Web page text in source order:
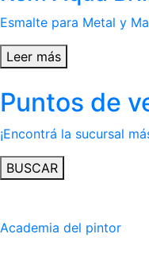
Esmalte para Metal y
Leer más
Puntos de
¡Encontrá la sucursal
BUSCAR
Academia del pintor